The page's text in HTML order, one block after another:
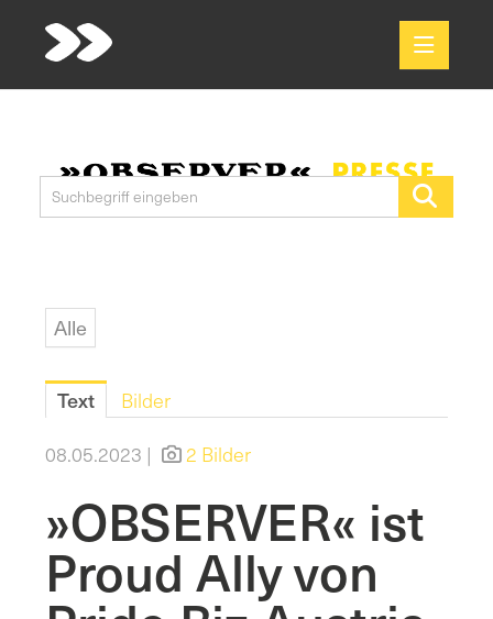
Media
Alle
Text
Bilder
08.05.2023 |
2 Bilder
»OBSERVER« ist
Proud Ally von